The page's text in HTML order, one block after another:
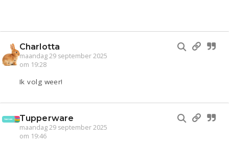
Charlotta
maandag 29 september 2025
om 19:28
Ik volg weer!
Tupperware
maandag 29 september 2025
om 19:46